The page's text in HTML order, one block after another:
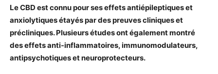
Le CBD est connu pour ses effets antiépileptiques et
anxiolytiques étayés par des preuves cliniques et
précliniques. Plusieurs études ont également montré
des effets anti-inflammatoires, immunomodulateurs,
antipsychotiques et neuroprotecteurs.